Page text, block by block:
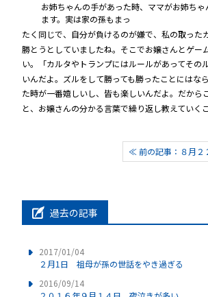
お姉ちゃんの手があった時、ママが
ます。実は家の孫もまっ
たく同じで、自分が負けるのが嫌で、私の取っ
勝とうとしていましたね。そこでお嬢さんとゲー
い。「カルタやトランプにはルールがあってその
いんだよ。ズルをして勝っても勝ったことにはな
た時が一番嬉しいし、皆も楽しいんだよ。だから
と、お嬢さんの分かる言葉で繰り返し教えていく
≪ 前の記事：８月
過去の記事
2017/01/04
２月1日 祖母が孫の世話をやき過ぎる
2016/09/14